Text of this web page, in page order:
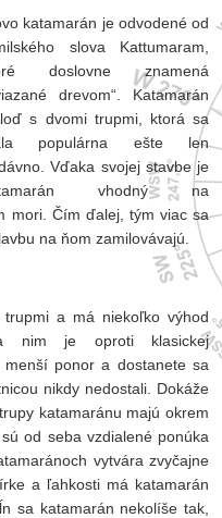
katamarán je odvodené od
slova Kattumaram,
doslovne znamená
drevom“. Katamarán
s dvomi trupmi, ktorá sa
populárna ešte len
Vďaka svojej stavbe je
vhodný na
mori. Čím ďalej, tým viac sa
na ňom zamilovávajú.
a má niekoľko výhod
nim je oproti klasickej
ponor a dostanete sa
nikdy nedostali. Dokáže
katamaránu majú okrem
od seba vzdialené ponúka
vytvára zvyčajne
a ľahkosti má katamarán
sa katamarán nekolíše tak,